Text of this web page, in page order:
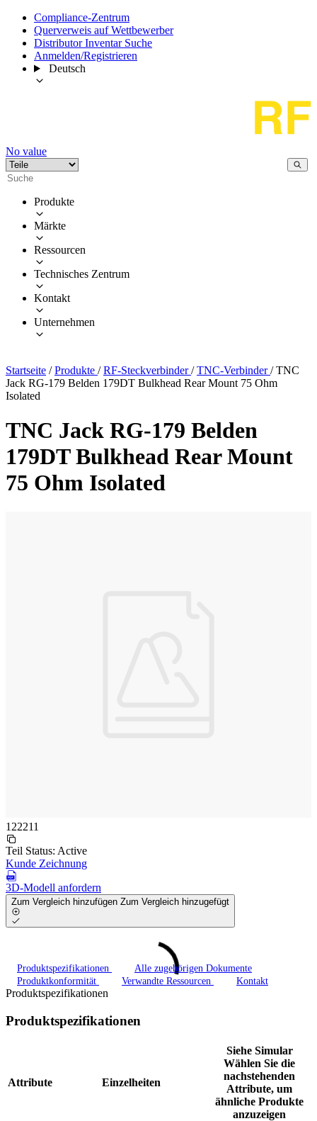
Compliance-Zentrum
Querverweis auf Wettbewerber
Distributor Inventar Suche
Anmelden/Registrieren
Deutsch
No value
Produkte
Märkte
Ressourcen
Technisches Zentrum
Kontakt
Unternehmen
Startseite / Produkte / RF-Steckverbinder/ TNC-Verbinder/ TNC
Jack RG-179 Belden 179DT Bulkhead Rear Mount 75 Ohm
Isolated
TNC Jack RG-179 Belden
179DT Bulkhead Rear Mount
75 Ohm Isolated
122211
Teil Status: Active
Kunde Zeichnung
3D-Modell anfordern
Zum Vergleich hinzufügen Zum Vergleich hinzugefügt
Produktspezifikationen
Alle zugehörigen Dokumente
Produktkonformität
Verwandte Ressourcen Kontakt
Produktspezifikationen
Produktspezifikationen
Attribute Einzelheiten
Siehe Simular
Wählen Sie die
nachstehenden
Attribute, um
ähnliche Produkte
anzuzeigen